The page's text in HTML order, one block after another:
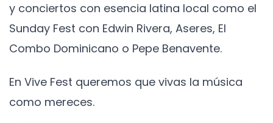
y conciertos con esencia latina local como el
Sunday Fest con Edwin Rivera, Aseres, El
Combo Dominicano o Pepe Benavente.
En Vive Fest queremos que vivas la música
como mereces.